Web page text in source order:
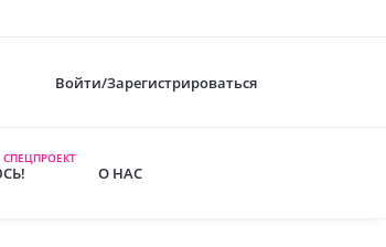
Войти/Зарегистрироваться
СПЕЦПРОЕКТ
О НАС